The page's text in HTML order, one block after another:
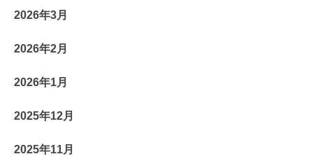
2026年3月
2026年2月
2026年1月
2025年12月
2025年11月